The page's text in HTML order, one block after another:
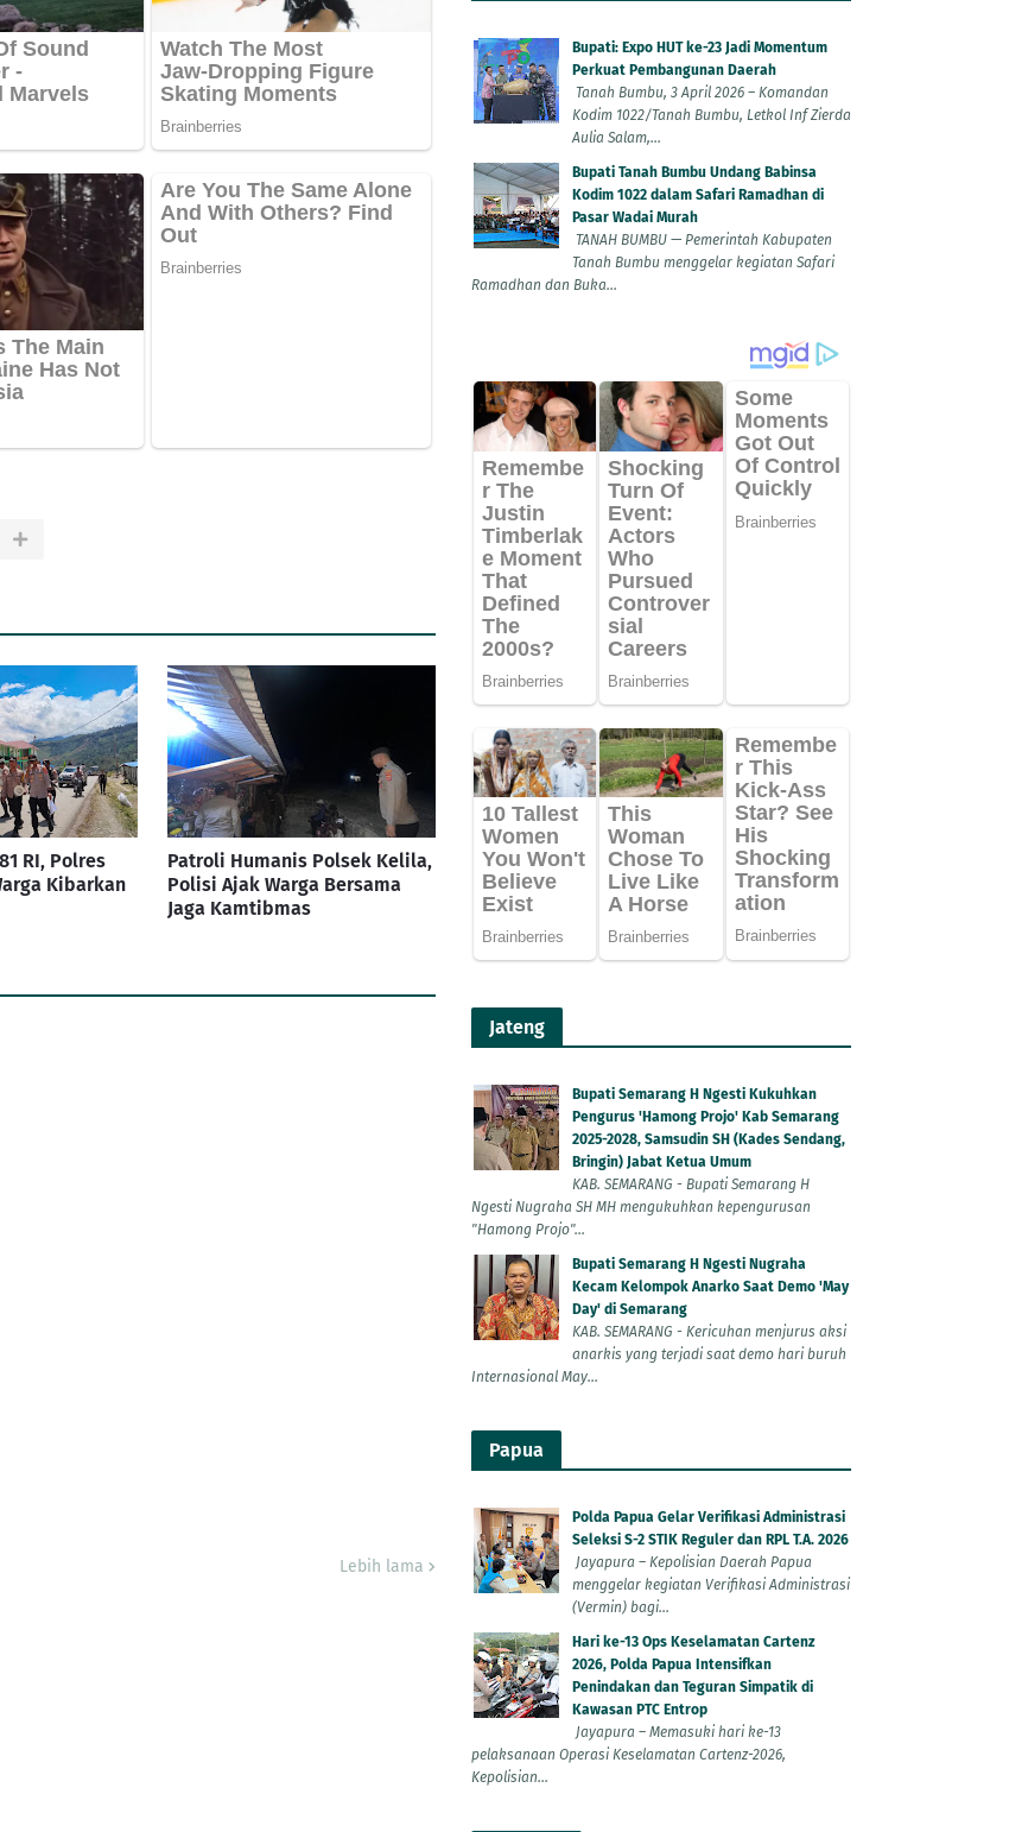
RI, Polres
Kibarkan
Patroli Humanis Polsek Kelila,
Polisi Ajak Warga Bersama
Jaga Kamtibmas
Lebih lama
Bupati: Expo HUT ke-23 Jadi Momentum
Perkuat Pembangunan Daerah
Tanah Bumbu, 3 April 2026 – Komandan
Kodim 1022/Tanah Bumbu, Letkol Inf Zierda
Aulia Salam,...
Bupati Tanah Bumbu Undang Babinsa
Kodim 1022 dalam Safari Ramadhan di
Pasar Wadai Murah
TANAH BUMBU — Pemerintah Kabupaten
Tanah Bumbu menggelar kegiatan Safari
Ramadhan dan Buka...
Jateng
Bupati Semarang H Ngesti Kukuhkan
Pengurus 'Hamong Projo' Kab Semarang
2025-2028, Samsudin SH (Kades Sendang,
Bringin) Jabat Ketua Umum
KAB. SEMARANG - Bupati Semarang H
Ngesti Nugraha SH MH mengukuhkan kepengurusan
"Hamong Projo"...
Bupati Semarang H Ngesti Nugraha
Kecam Kelompok Anarko Saat Demo 'May
Day' di Semarang
KAB. SEMARANG - Kericuhan menjurus aksi
anarkis yang terjadi saat demo hari buruh
Internasional May...
Papua
Polda Papua Gelar Verifikasi Administrasi
Seleksi S-2 STIK Reguler dan RPL T.A. 2026
Jayapura – Kepolisian Daerah Papua
menggelar kegiatan Verifikasi Administrasi
(Vermin) bagi...
Hari ke-13 Ops Keselamatan Cartenz
2026, Polda Papua Intensifkan
Penindakan dan Teguran Simpatik di
Kawasan PTC Entrop
Jayapura – Memasuki hari ke-13
pelaksanaan Operasi Keselamatan Cartenz-2026,
Kepolisian...